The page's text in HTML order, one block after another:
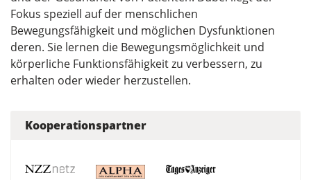
Fokus speziell auf der menschlichen
Bewegungsfähigkeit und möglichen Dysfunktionen
deren. Sie lernen die Bewegungsmöglichkeit und
körperliche Funktionsfähigkeit zu verbessern, zu
erhalten oder wieder herzustellen.
Kooperationspartner